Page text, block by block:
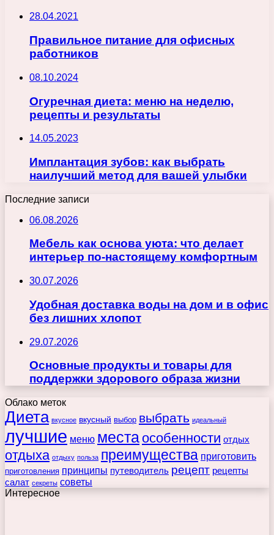
28.04.2021
Правильное питание для офисных
работников
08.10.2024
Огуречная диета: меню на неделю,
рецепты и результаты
14.05.2023
Имплантация зубов: как выбрать
наилучший метод для вашей улыбки
Последние записи
06.08.2026
Мебель как основа уюта: что делает
интерьер по-настоящему комфортным
30.07.2026
Удобная доставка воды на дом и в офис
без лишних хлопот
29.07.2026
Основные продукты и товары для
поддержки здорового образа жизни
Облако меток
Диета вкусное вкусный выбор выбрать идеальный
лучшие меню места особенности отдых
отдыха отдыху польза преимущества приготовить
приготовления принципы путеводитель рецепт рецепты
салат секреты советы
Интересное